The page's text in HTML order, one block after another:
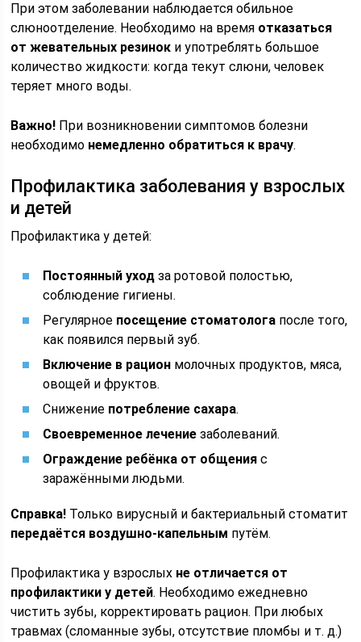
При этом заболевании наблюдается обильное
слюноотделение. Необходимо на время отказаться
от жевательных резинок и употреблять большое
количество жидкости: когда текут слюни, человек
теряет много воды.
Важно! При возникновении симптомов болезни
необходимо немедленно обратиться к врачу.
Профилактика заболевания у взрослых
и детей
Профилактика у детей:
Постоянный уход за ротовой полостью,
соблюдение гигиены.
Регулярное посещение стоматолога после того,
как появился первый зуб.
Включение в рацион молочных продуктов, мяса,
овощей и фруктов.
Снижение потребление сахара.
Своевременное лечение заболеваний.
Ограждение ребёнка от общения с
заражёнными людьми.
Справка! Только вирусный и бактериальный стоматит
передаётся воздушно-капельным путём.
Профилактика у взрослых не отличается от
профилактики у детей. Необходимо ежедневно
чистить зубы, корректировать рацион. При любых
травмах (сломанные зубы, отсутствие пломбы и т. д.)